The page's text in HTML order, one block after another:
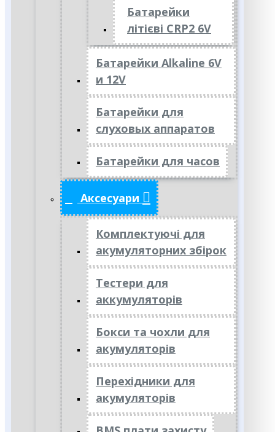
Батарейки
літієві CRP2 6V
Батарейки Alkaline 6V
и 12V
Батарейки для
слуховых аппаратов
Батарейки для часов
Аксесуари
Комплектуючі для
акумуляторних збірок
Тестери для
аккумуляторів
Бокси та чохли для
акумуляторів
Перехідники для
акумуляторів